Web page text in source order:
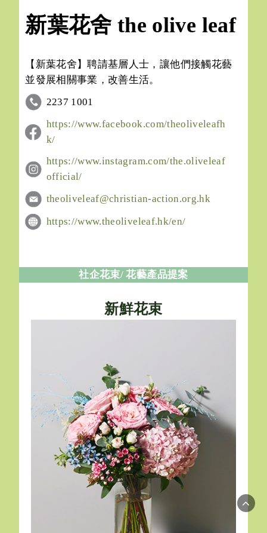
新葉花舍 the olive leaf
【新葉花舍】聘請基層人士，讓他們接觸花藝
並發展相關事業，改善生活。
2237 1001
https://www.facebook.com/theoliveleafh
k/
https://www.instagram.com/the.oliveleaf
official/
theoliveleaf@christian-action.org.hk
https://www.theoliveleaf.hk/en/
社企花束/ 花藝產品提案
新鮮花束